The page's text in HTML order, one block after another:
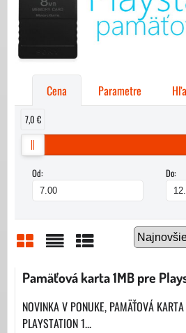
Cena Parametre
Od: Do:
7,0 €
MriežkaZoznamTabuľka
Pamäťová karta 1MB pre
NOVINKA V PONUKE, PAMÄŤOVÁ
PLAYSTATION 1...